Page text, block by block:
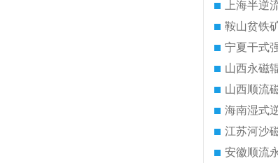
上海半逆
鞍山贫铁
宁夏干式
山西永磁
山西顺流
海南湿式
江苏河沙
安徽顺流